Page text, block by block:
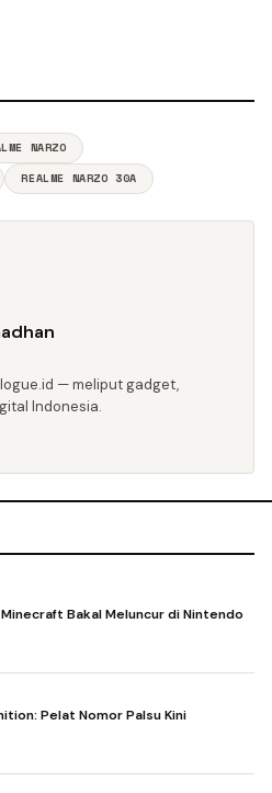
NARZO
REALME NARZO 30A
— meliput gadget,
Indonesia.
Minecraft Bakal Meluncur di Nintendo
Pelat Nomor Palsu Kini